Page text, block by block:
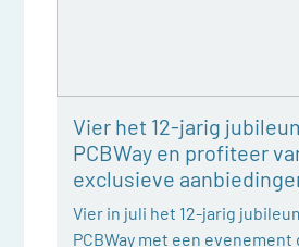
Vier het 12-jarig
PCBWay en profiteer
exclusieve
Vier in juli het 12-jarig
PCBWay met een evenement